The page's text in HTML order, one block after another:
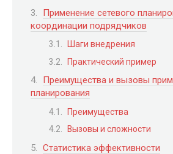
Применение сетевого
координации подрядчиков
Шаги внедрения
Практический пример
Преимущества и вызовы
планирования
Преимущества
Вызовы и сложности
Статистика эффективности